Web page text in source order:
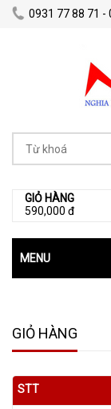
0931 77 88 71 -
GIỎ HÀNG
590,000 đ
MENU
GIỎ HÀNG